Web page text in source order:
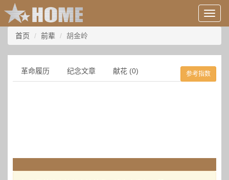
用
户
息/
登
录
等
首页 前辈 胡金岭
革命履历 纪念文章 献花 (0) 参考指数